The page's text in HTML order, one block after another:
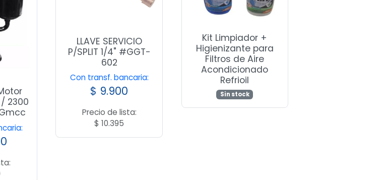
2300
LLAVE SERVICIO
P/SPLIT 1/4" #GGT-
602
Con transf. bancaria:
$ 9.900
Precio de lista:
$ 10.395
Kit Limpiador +
Higienizante para
Filtros de Aire
Acondicionado
Refrioil
Sin stock